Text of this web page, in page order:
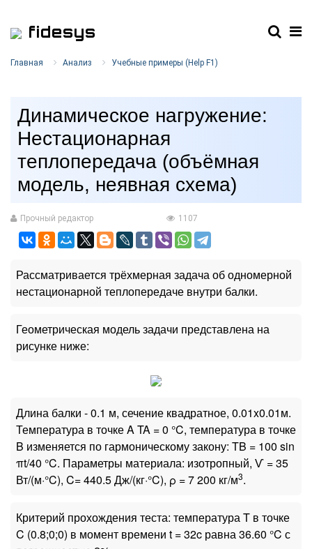
fidesys
Главная Анализ Учебные примеры (Help F1)
Динамическое нагружение:
Нестационарная
теплопередача (объёмная
модель, неявная схема)
Прочный редактор 1107
Рассматривается трёхмерная задача об одномерной
нестационарной теплопередаче внутри балки.
Геометрическая модель задачи представлена на
рисунке ниже:
Длина балки - 0.1 м, сечение квадратное, 0.01x0.01м.
Температура в точке A TA = 0 °C, температура в точке
B изменяется по гармоническому закону: TB = 100 sin
πt/40 °C. Параметры материала: изотропный, Ѵ = 35
Вт/(м·°C), C= 440.5 Дж/(кг·°C), ρ = 7 200 кг/м3.
Критерий прохождения теста: температура T в точке
C (0.8;0;0) в момент времени t = 32c равна 36.60 °C с